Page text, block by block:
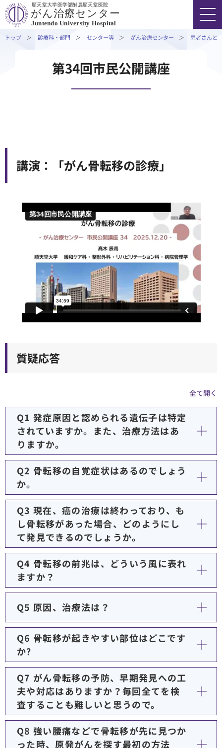
順天堂大学医学部附属順天堂医院
がん治療センター
Juntendo University Hospital
トップ 診療科・部門 センター等 がん治療センター 患者さんと
第34回市民公開講座
講演：「がん骨転移の診療」
質疑応答
全て開く
Q1 発症原因と認められる遺伝子は特定
されていますか。また、治療方法はあ
りますか。
Q2 骨転移の自覚症状はあるのでしょう
か。
Q3 現在、癌の治療は終わっており、も
し骨転移があった場合、どのようにし
て発見できるのでしょうか。
Q4 骨転移の前兆は、どういう風に表れ
ますか？
Q5 原因、治療法は？
Q6 骨転移が起きやすい部位はどこです
か?
Q7 がん骨転移の予防、早期発見への工
夫や対応はありますか？毎回全てを検
査することも難しいと思うので。
Q8 強い腰痛などで骨転移が先に見つか
った時、原発がんを探す最初の方法
患者さんとご家族を支援するプログラム
ニューズレター
院内がん登録（診療録管理室提供）
TOPICS
FONT SIZE COLOR
03-3813-3111
医療関係者の方
順天堂医院について
医院TIMES
研修・入局 採用情報
（臨床研究・治験センター）